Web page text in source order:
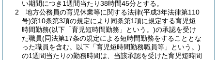
い期間につき1週間当たり38時間45分とする。
2
地方公務員の育児休業等に関する法律(平成3年法律第110
号)第10条第3項の規定により同条第1項に規定する育児短
時間勤務(以下「育児短時間勤務」という。)の承認を受け
た職員(同法第17条の規定による短時間勤務をすることとな
った職員を含む。以下「育児短時間勤務職員等」という。)
の1週間当たりの勤務時間は、当該承認を受けた育児短時間